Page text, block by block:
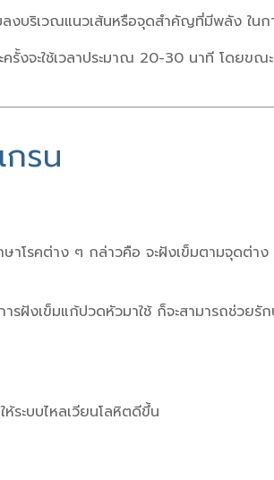
มลงบริเวณแนวเส้นหรือจุดสำคัญที่มีพลัง ใ
รั้งจะใช้เวลาประมาณ 20-30 นาที โดยข
กรน
ษาโรคต่าง ๆ กล่าวคือ จะฝังเข็มตามจุด
รฝังเข็มแก้ปวดหัวมาใช้ ก็จะสามารถช่วย
ระบบไหลเวียนโลหิตดีขึ้น